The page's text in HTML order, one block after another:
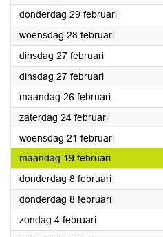
donderdag 29 februari2024
woensdag 28 februari2024
dinsdag 27 februari2024
dinsdag 27 februari2024
maandag 26 februari2024
zaterdag 24 februari2024
woensdag 21 februari2024
maandag 19 februari2024
donderdag 8 februari2024
donderdag 8 februari2024
zondag 4 februari2024